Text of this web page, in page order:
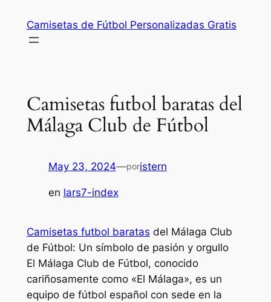
contenido
Camisetas de Fútbol Personalizadas Gratis
Camisetas futbol baratas del
Málaga Club de Fútbol
May 23, 2024—poristern
en lars7-index
Camisetas futbol baratas del Málaga Club
de Fútbol: Un símbolo de pasión y orgullo
El Málaga Club de Fútbol, conocido
cariñosamente como «El Málaga», es un
equipo de fútbol español con sede en la